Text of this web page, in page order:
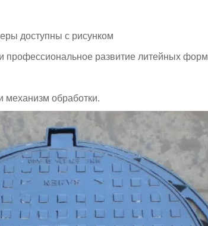
доступны с рисунком
профессиональное развитие литейных форм
механизм обработки.